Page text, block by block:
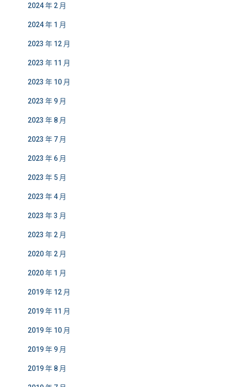
2024 年 2 月
2024 年 1 月
2023 年 12 月
2023 年 11 月
2023 年 10 月
2023 年 9 月
2023 年 8 月
2023 年 7 月
2023 年 6 月
2023 年 5 月
2023 年 4 月
2023 年 3 月
2023 年 2 月
2020 年 2 月
2020 年 1 月
2019 年 12 月
2019 年 11 月
2019 年 10 月
2019 年 9 月
2019 年 8 月